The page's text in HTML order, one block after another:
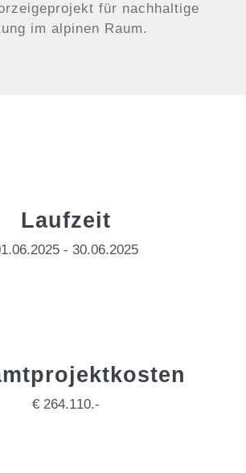
für nachhaltige
im alpinen Raum.
Laufzeit
- 30.06.2025
€ 264.110.-